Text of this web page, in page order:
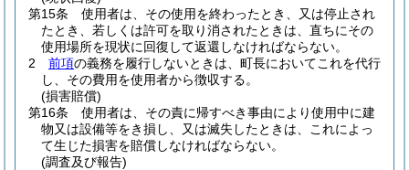
第15条
使用者は、その使用を終わったとき、又は停止され
たとき、若しくは許可を取り消されたときは、直ちにその
使用場所を現状に回復して返還しなければならない。
2
前項の義務を履行しないときは、町長においてこれを代行
し、その費用を使用者から徴収する。
(損害賠償)
第16条
使用者は、その責に帰すべき事由により使用中に建
物又は設備等をき損し、又は滅失したときは、これによっ
て生じた損害を賠償しなければならない。
(調査及び報告)